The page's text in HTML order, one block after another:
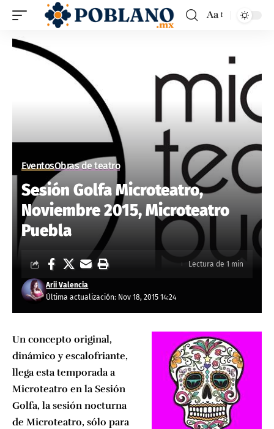
Aa
EventosObras de teatro
Sesión Golfa Microteatro,
Noviembre 2015, Microteatro
Puebla
Última actualización: Nov 18, 2015 14:24
Arii Valencia
Lectura de 1 min
Un concepto original,
dinámico y escalofriante,
llega esta temporada a
Microteatro en la Sesión
Golfa, la sesión nocturna
de Microteatro, sólo para